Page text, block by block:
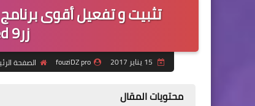
تثبيت و تفعيل أقوى
زرAuslogics BoostSpeed 9
fouziDZ pro الصفحة
محتويات المقال